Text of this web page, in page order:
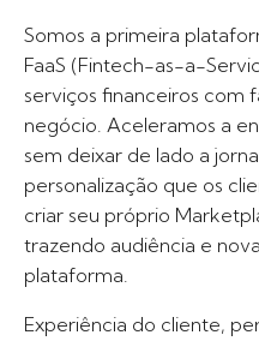
Somos a primeira
FaaS (Fintech-as-a-
serviços financeiros com
negócio. Aceleramos a
sem deixar de lado a
personalização que os
criar seu próprio
trazendo audiência e
plataforma.
Experiência do cliente,